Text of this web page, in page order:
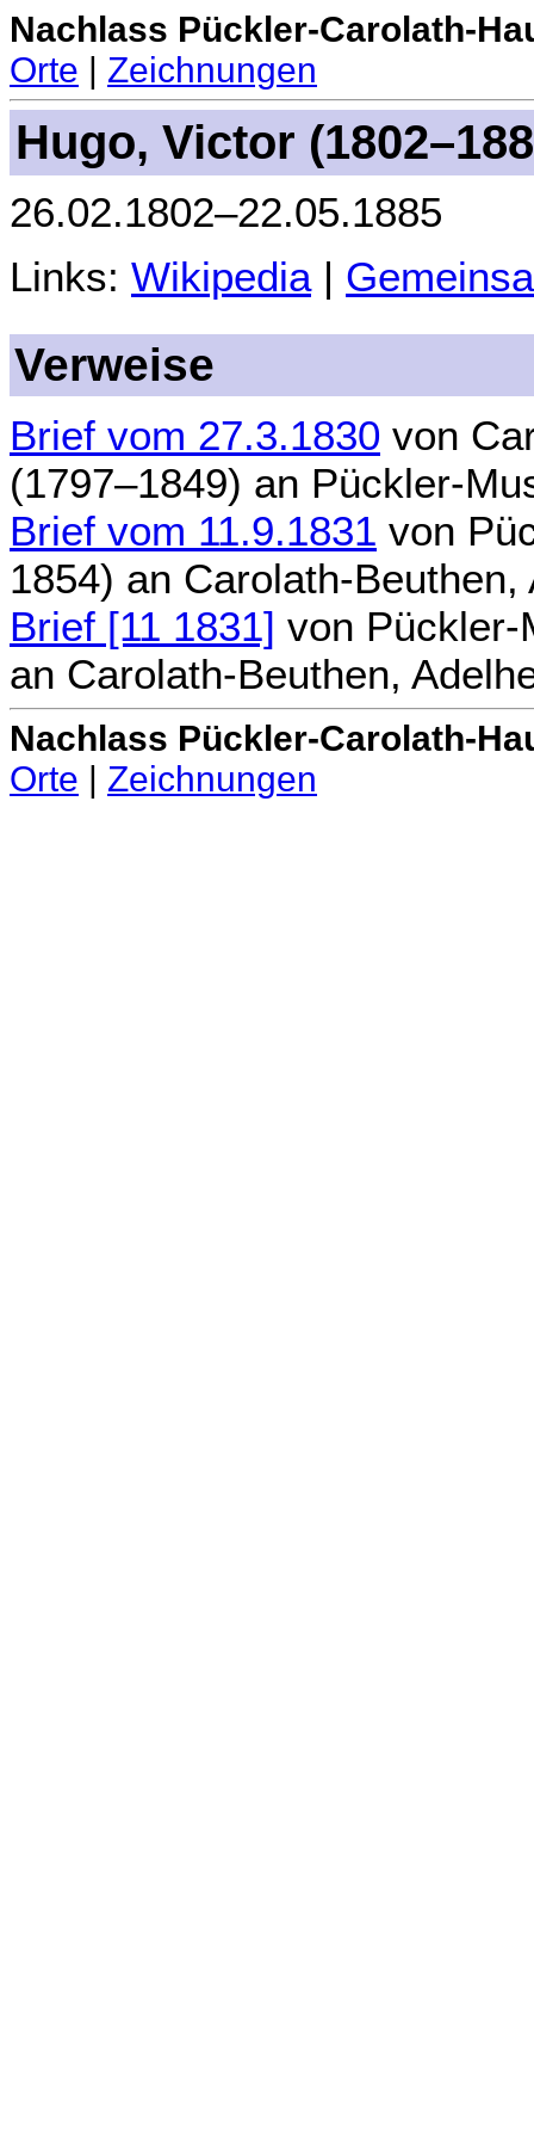
Nachlass Pückler-Carolath-
Orte | Zeichnungen
Hugo, Victor
26.02.1802–22.05.1885
Links: Wikipedia|
Verweise
Brief vom 27.3.1830 von
(1797–1849) an Pückler-
Brief vom 11.9.1831 von
1854) an Carolath-
Brief [11 1831] von Pückler-
an Carolath-Beuthen,
Nachlass Pückler-Carolath-
Orte | Zeichnungen